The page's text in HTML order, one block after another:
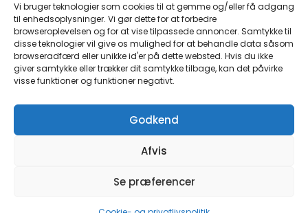
Vi bruger teknologier som cookies til at gemme og/eller få adgang
til enhedsoplysninger. Vi gør dette for at forbedre
browseroplevelsen og for at vise tilpassede annoncer. Samtykke til
disse teknologier vil give os mulighed for at behandle data såsom
browseradfærd eller unikke id'er på dette websted. Hvis du ikke
giver samtykke eller trækker dit samtykke tilbage, kan det påvirke
visse funktioner og funktioner negativt.
Godkend
Afvis
Se præferencer
Kontakt
Har du spørgsmål til bøgerne, eller har du spørgsmål til en
bestilling du allerede har lavet, så kontakt mig på:
Ønsker du et samarbejde, eller er du forhandler og ønsker
at have perlebøgerne i din butik, så skriv endelig.
Handelsbetingelser
Persondatapolitik
©Krea By Anja Takacs – Alle rettigheder forbeholdt. CVR: 38548050